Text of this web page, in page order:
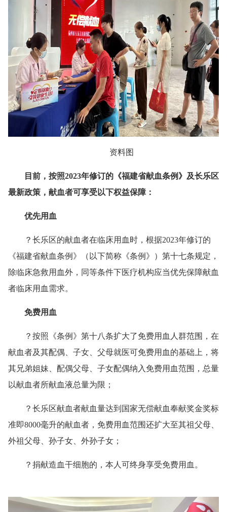
资料图
目前，按照2023年修订的《福建省献血条例》及长乐区
最新政策，献血者可享受以下权益保障：
优先用血
？长乐区的献血者在临床用血时，根据2023年修订的
《福建省献血条例》（以下简称《条例》）第十七条规定，
除临床急救用血外，同等条件下医疗机构应当优先保障献血
者临床用血需求。
免费用血
？按照《条例》第十八条扩大了免费用血人群范围，在
献血者及其配偶、子女、父母就医可免费用血的基础上，将
其兄弟姐妹、配偶父母、子女配偶纳入免费用血范围，总量
以献血者所献血液总量为限；
？长乐区献血者献血量达到国家无偿献血奉献奖金奖标
准即8000毫升的献血者，免费用血范围还扩大至其祖父母、
外祖父母、孙子女、外孙子女；
？捐献造血干细胞的，本人可终身享受免费用血。